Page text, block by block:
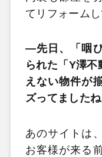
てリフォームし
—先日、「咽
られた「Y澤不
えない物件が
ズってましたね
あのサイトは
お客様が来る